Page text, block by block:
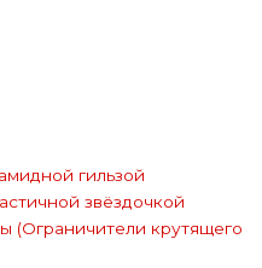
гильзой
звёздочкой
(Ограничители крутящего